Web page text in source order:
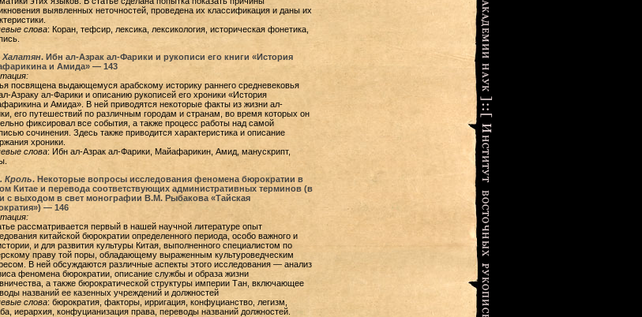
выявленных неточностей, проведена их классификация и даны их
слова: Коран, тефсир, лексика, лексикология, историческая фонетика,
Халатян. Ибн ал-Азрак ал-Фарики и рукописи его книги «История
и Амида» — 143
посвящена выдающемуся арабскому историку раннего средневековья
Азраку ал-Фарики и описанию рукописей его хроники «История
и Амида». В ней приводятся некоторые факты из жизни ал-
его путешествий по различным городам и странам, во время которых он
фиксировал все события, а также процесс работы над самой
сочинения. Здесь также приводится характеристика и описание
хроники.
слова: Ибн ал-Азрак ал-Фарики, Майафарикин, Амид, манускрипт,
Кроль. Некоторые вопросы исследования феномена бюрократии в
Китае и перевода соответствующих административных терминов (в
с выходом в свет монографии В.М. Рыбакова «Тайская
— 146
рассматривается первый в нашей научной литературе опыт
китайской бюрократии определенного периода, особо важного и
и для развития культуры Китая, выполненного специалистом по
праву той поры, обладающему выраженным культуроведческим
В ней обсуждаются различные аспекты этого исследования — анализ
феномена бюрократии, описание службы и образа жизни
а также бюрократической структуры империи Тан, включающее
названий ее казенных учреждений и должностей
слова: бюрократия, факторы, ирригация, конфуцианство, легизм,
иерархия, конфуцианизация права, переводы названий должностей.